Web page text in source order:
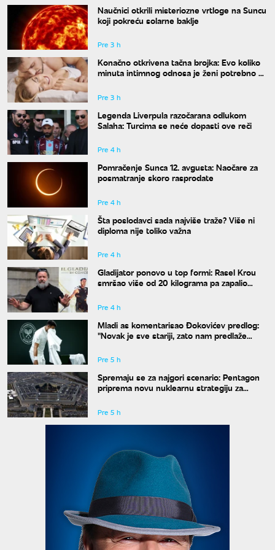
Naučnici otkrili misteriozne vrtloge na Suncu
koji pokreću solarne baklje
Pre 3 h
Konačno otkrivena tačna brojka: Evo koliko
minuta intimnog odnosa je ženi potrebno da
Pre 3 h
Legenda Liverpula razočarana odlukom
Salaha: Turcima se neće dopasti ove reči
Pre 4 h
Pomračenje Sunca 12. avgusta: Naočare za
posmatranje skoro rasprodate
Pre 4 h
Šta poslodavci sada najviše traže? Više ni
diploma nije toliko važna
Pre 4 h
Gladijator ponovo u top formi: Rasel Krou
smršao više od 20 kilograma pa zapalio
Pre 4 h
Mladi as komentarisao Đokovićev predlog:
"Novak je sve stariji, zato nam predlaže
Pre 5 h
Spremaju se za najgori scenario: Pentagon
priprema novu nuklearnu strategiju za
Pre 5 h